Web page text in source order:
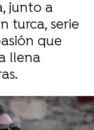
junto a
turca, serie
que
llena
pasión turca:
que te han